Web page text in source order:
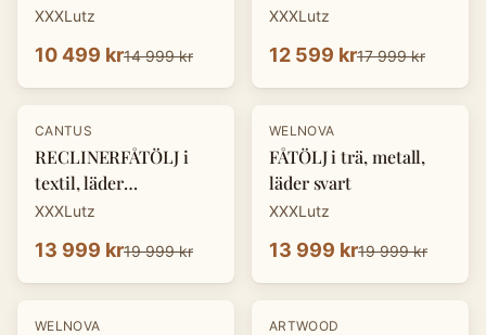
svart
XXXLutz
10 499 kr14 999 kr
XXXLutz
12 599 kr17 999 kr
-30%
CANTUS
RECLINERFÅTÖLJ i
textil, läder
cognacfärgad
XXXLutz
13 999 kr19 999 kr
-30 %
WELNOVA
FÅTÖLJ i trä, metall,
läder svart
XXXLutz
13 999 kr19 999 kr
-30 %
WELNOVA ARTWOOD